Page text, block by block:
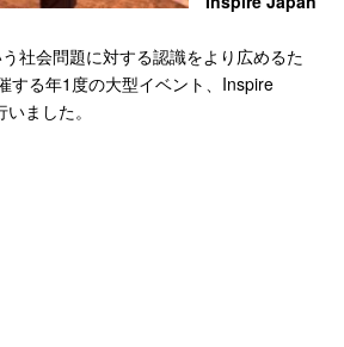
社会問題に対する認識をより広めるた
する年1度の大型イベント、Inspire
ました。